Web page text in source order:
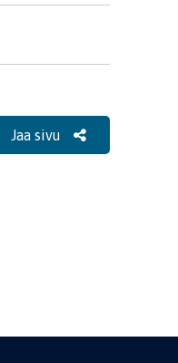
Jaa sivu